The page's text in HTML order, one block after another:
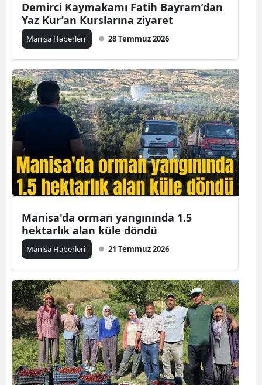
Demirci Kaymakamı Fatih Bayram’dan
Yaz Kur’an Kurslarına ziyaret
Manisa Haberleri 28 Temmuz 2026
Manisa'da orman yangınında 1.5
hektarlık alan küle döndü
Manisa Haberleri 21 Temmuz 2026